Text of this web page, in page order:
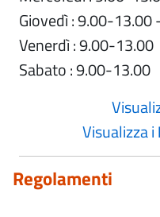
Giovedì : 9.00-
Venerdì : 9.00-13.00
Sabato : 9.00-13.00
Visualizza i
Regolamenti